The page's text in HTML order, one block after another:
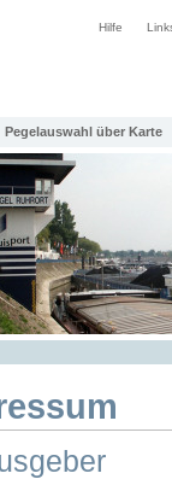
Hilfe
Pegelauswahl über Karte